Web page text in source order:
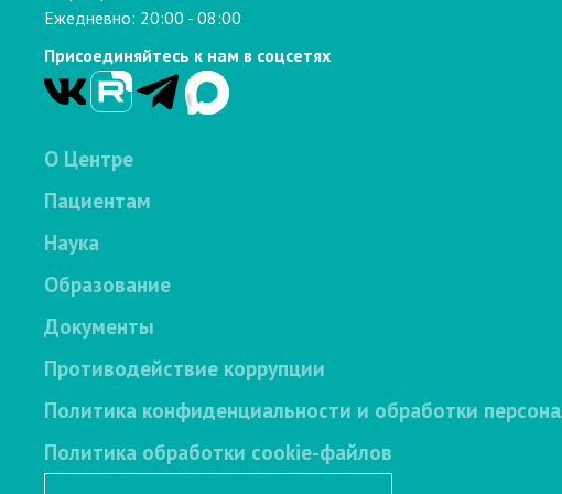
Ежедневно: 20:00 - 08:00
Присоединяйтесь к нам в соцсетях
О Центре
Пациентам
Наука
Образование
Документы
Противодействие коррупции
Политика конфиденциальности и обработки
Политика обработки cookie-файлов